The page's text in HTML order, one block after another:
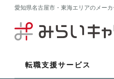
愛知県名古屋市・東海エリアのメー
転職支援サービス